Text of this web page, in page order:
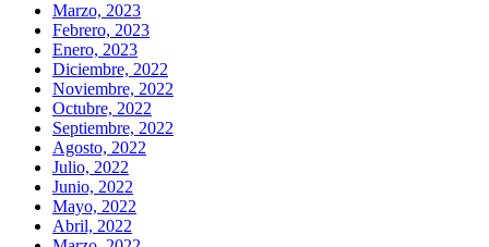
Marzo, 2023
Febrero, 2023
Enero, 2023
Diciembre, 2022
Noviembre, 2022
Octubre, 2022
Septiembre, 2022
Agosto, 2022
Julio, 2022
Junio, 2022
Mayo, 2022
Abril, 2022